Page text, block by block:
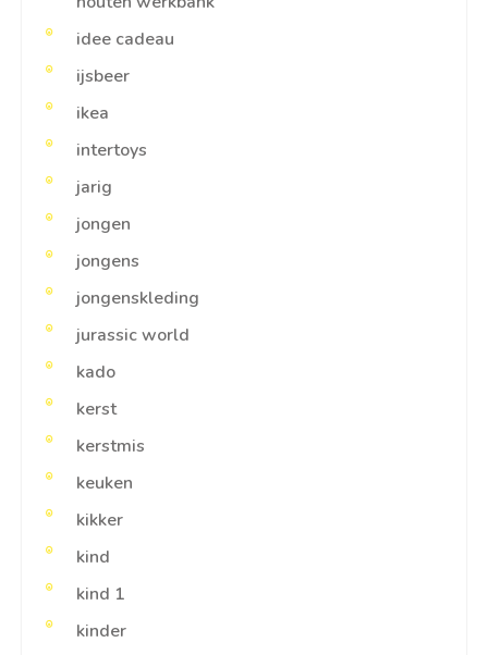
idee cadeau
ijsbeer
ikea
intertoys
jarig
jongen
jongens
jongenskleding
jurassic world
kado
kerst
kerstmis
keuken
kikker
kind
kind 1
kinder